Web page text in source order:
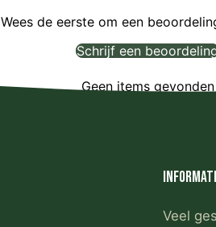
Wees de eerste om een
Schrijf een
Geen items gevonden
Veel